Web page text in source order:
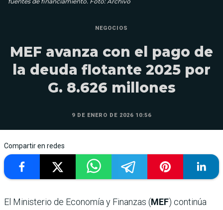
NEGOCIOS
MEF avanza con el pago de
la deuda flotante 2025 por
G. 8.626 millones
9 DE ENERO DE 2026 10:56
Compartir en redes
El Ministerio de Economía y Finanzas (MEF) continúa